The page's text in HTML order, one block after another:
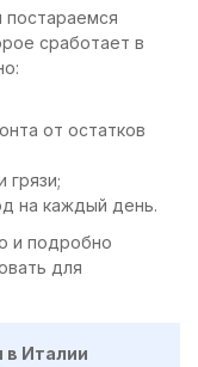
сработает в
от остатков
грязи;
на каждый день.
и подробно
для
в Италии